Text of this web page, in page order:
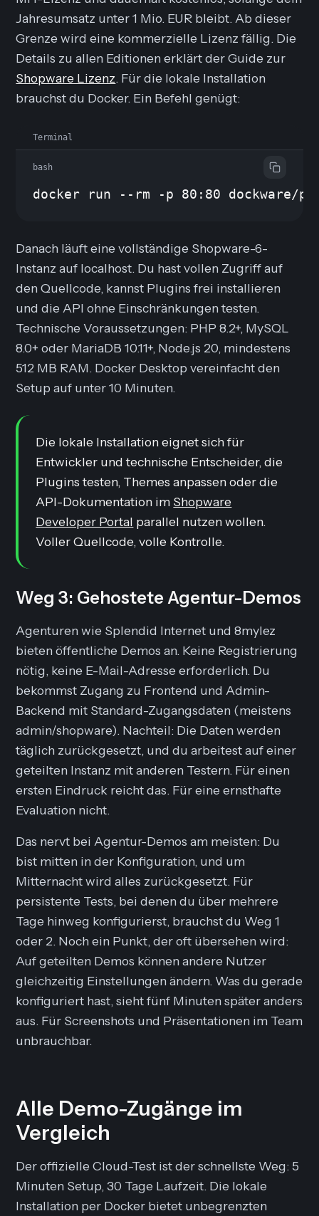
Jahresumsatz unter 1 Mio. EUR bleibt. Ab dieser
Grenze wird eine kommerzielle Lizenz fällig. Die
Details zu allen Editionen erklärt der Guide zur
Shopware Lizenz. Für die lokale Installation
brauchst du Docker. Ein Befehl genügt:
Terminal
bash
docker run --rm -p 80:80 dockware/
Danach läuft eine vollständige Shopware-6-
Instanz auf localhost. Du hast vollen Zugriff auf
den Quellcode, kannst Plugins frei installieren
und die API ohne Einschränkungen testen.
Technische Voraussetzungen: PHP 8.2+, MySQL
8.0+ oder MariaDB 10.11+, Node.js 20, mindestens
512 MB RAM. Docker Desktop vereinfacht den
Setup auf unter 10 Minuten.
Die lokale Installation eignet sich für
Entwickler und technische Entscheider, die
Plugins testen, Themes anpassen oder die
API-Dokumentation im Shopware
Developer Portal parallel nutzen wollen.
Voller Quellcode, volle Kontrolle.
Weg 3: Gehostete Agentur-Demos
Agenturen wie Splendid Internet und 8mylez
bieten öffentliche Demos an. Keine Registrierung
nötig, keine E-Mail-Adresse erforderlich. Du
bekommst Zugang zu Frontend und Admin-
Backend mit Standard-Zugangsdaten (meistens
admin/shopware). Nachteil: Die Daten werden
täglich zurückgesetzt, und du arbeitest auf einer
geteilten Instanz mit anderen Testern. Für einen
ersten Eindruck reicht das. Für eine ernsthafte
Evaluation nicht.
Das nervt bei Agentur-Demos am meisten: Du
bist mitten in der Konfiguration, und um
Mitternacht wird alles zurückgesetzt. Für
persistente Tests, bei denen du über mehrere
Tage hinweg konfigurierst, brauchst du Weg 1
oder 2. Noch ein Punkt, der oft übersehen wird:
Auf geteilten Demos können andere Nutzer
gleichzeitig Einstellungen ändern. Was du gerade
konfiguriert hast, sieht fünf Minuten später anders
aus. Für Screenshots und Präsentationen im Team
unbrauchbar.
Alle Demo-Zugänge im
Vergleich
Der offizielle Cloud-Test ist der schnellste Weg: 5
Minuten Setup, 30 Tage Laufzeit. Die lokale
Installation per Docker bietet unbegrenzten